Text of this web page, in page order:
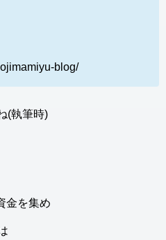
blog/
(執筆時)
金を集め